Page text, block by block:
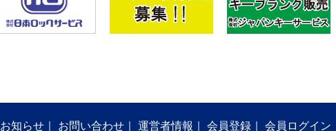
お知らせ お問い合わせ 運営者情報 会員登録 会員ログイン